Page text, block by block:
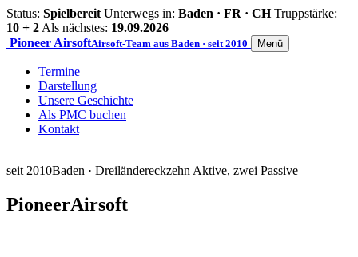
Status: Spielbereit Unterwegs in: Baden · FR · CH Truppstärke:
10 + 2 Als nächstes: 19.09.2026
Pioneer AirsoftAirsoft-Team aus Baden · seit 2010 Menü
Termine
Darstellung
Unsere Geschichte
Als PMC buchen
Kontakt
seit 2010Baden · Dreiländereckzehn Aktive, zwei Passive
PioneerAirsoft